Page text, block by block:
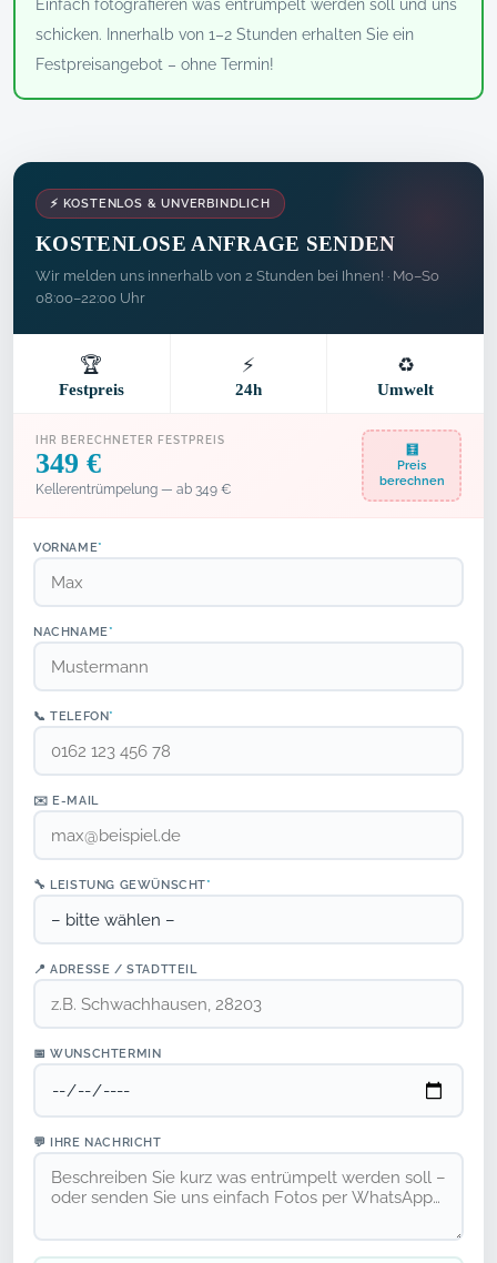
Einfach fotografieren was entrümpelt werden soll und uns
schicken. Innerhalb von 1–2 Stunden erhalten Sie ein
Festpreisangebot – ohne Termin!
⚡ KOSTENLOS & UNVERBINDLICH
KOSTENLOSE ANFRAGE SENDEN
Wir melden uns innerhalb von 2 Stunden bei Ihnen! · Mo–So
08:00–22:00 Uhr
🏆
Festpreis
⚡
24h
♻️
Umwelt
IHR BERECHNETER FESTPREIS
349 €
Kellerentrümpelung — ab 349 €
🧮
Preis
berechnen
VORNAME*
NACHNAME*
📞 TELEFON*
✉️ E-MAIL
🔧 LEISTUNG GEWÜNSCHT*
📍 ADRESSE / STADTTEIL
📅 WUNSCHTERMIN
💬 IHRE NACHRICHT